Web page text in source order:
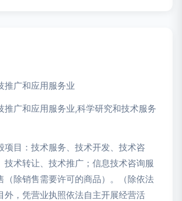
推广和应用服务业
推广和应用服务业,科学研究和技术服务
项目：技术服务、技术开发、技术咨
技术转让、技术推广；信息技术咨询服
（除销售需要许可的商品）。（除依法
外，凭营业执照依法自主开展经营活